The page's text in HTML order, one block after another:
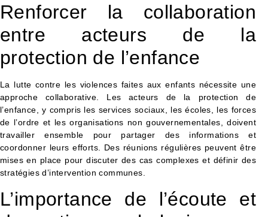
Renforcer la collaboration
entre acteurs de la
protection de l’enfance
La lutte contre les violences faites aux enfants nécessite une
approche collaborative. Les acteurs de la protection de
l’enfance, y compris les services sociaux, les écoles, les forces
de l’ordre et les organisations non gouvernementales, doivent
travailler ensemble pour partager des informations et
coordonner leurs efforts. Des réunions régulières peuvent être
mises en place pour discuter des cas complexes et définir des
stratégies d’intervention communes.
L’importance de l’écoute et